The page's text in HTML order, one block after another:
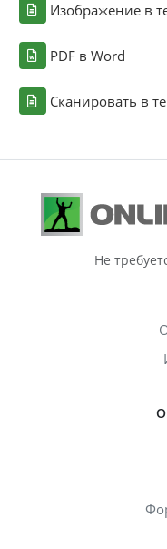
Изображение в
PDF в Word
Сканировать в
Не